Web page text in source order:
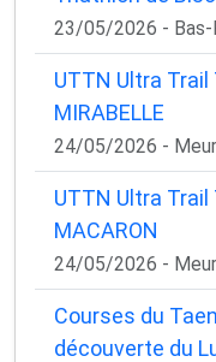
23/05/2026 - Bas-
UTTN Ultra Trail
MIRABELLE
24/05/2026 -
UTTN Ultra Trail
MACARON
24/05/2026 -
Courses du
découverte du